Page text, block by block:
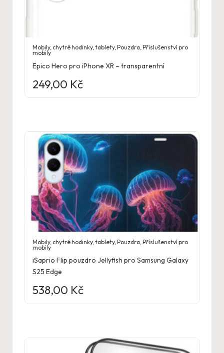
Mobily, chytré hodinky, tablety,Pouzdra,Příslušenství pro
mobily
Epico Hero pro iPhone XR – transparentní
249,00 Kč
Mobily, chytré hodinky, tablety,Pouzdra ,Příslušenství pro
mobily
iSaprio Flip pouzdro Jellyfish pro Samsung Galaxy
S25 Edge
538,00 Kč